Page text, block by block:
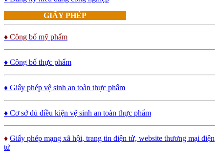
GIẤY PHÉP
♦ Công bố mỹ phẩm
♦ Công bố thực phẩm
♦ Giấy phép vệ sinh an toàn thực phẩm
♦ Cơ sở đủ điều kiện vệ sinh an toàn thực phẩm
♦ Giấy phép mạng xã hội, trang tin điện tử, website thương mại điện
tử